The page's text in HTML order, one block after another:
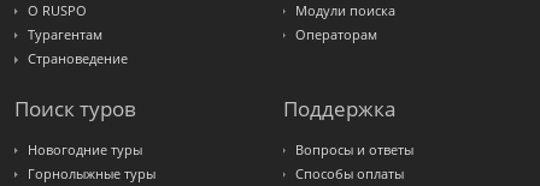
О RUSPO
Турагентам
Страноведение
Модули поиска
Операторам
Поиск туров
Новогодние туры
Горнолыжные туры
Поддержка
Вопросы и ответы
Способы оплаты